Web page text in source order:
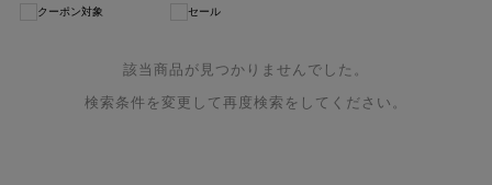
クーポン対象 セール
該当商品が見つかりませんでした。
検索条件を変更して再度検索をしてください。